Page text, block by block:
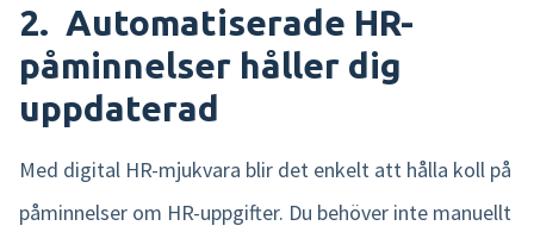
2. Automatiserade HR-
påminnelser håller dig
uppdaterad
Med digital HR-mjukvara blir det enkelt att hålla koll på
påminnelser om HR-uppgifter. Du behöver inte manuellt